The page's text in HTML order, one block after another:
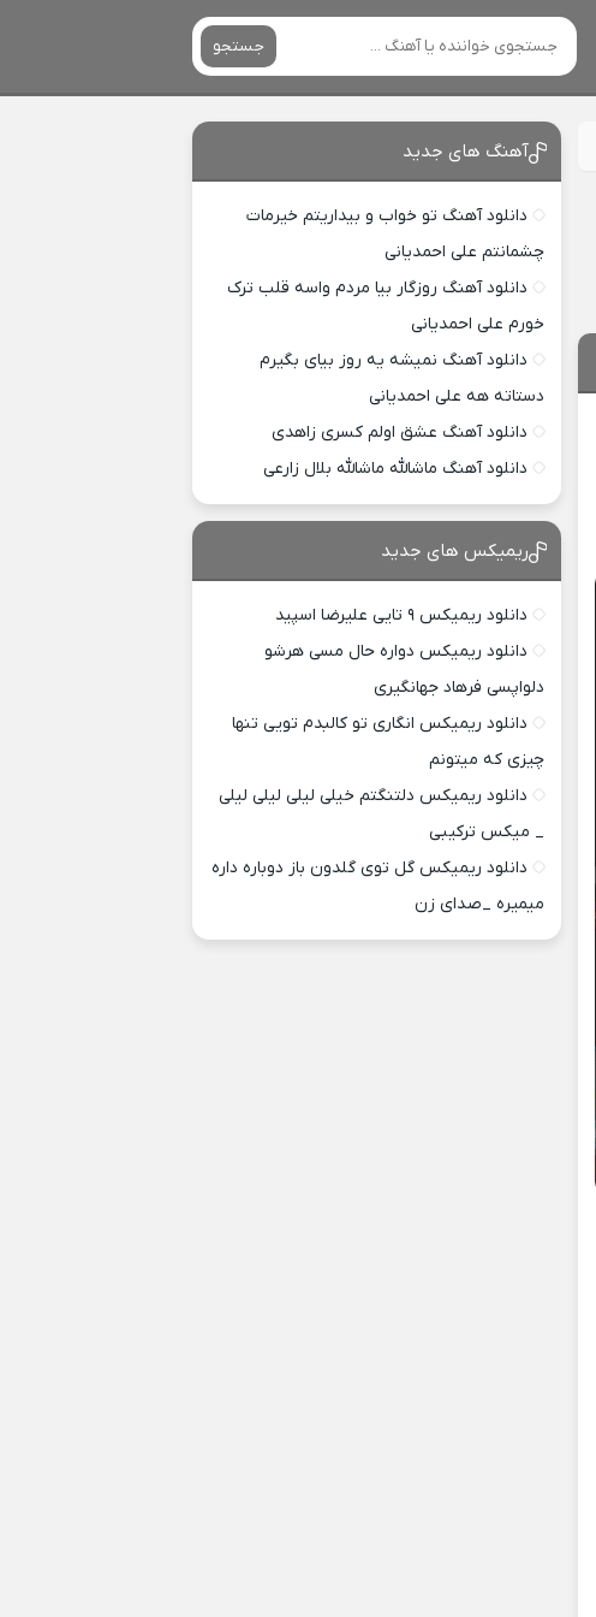
جستجو
آهنگ های جدید
دانلود آهنگ تو خواب و بیداریتم خیرمات
چشمانتم علی احمدیانی
دانلود آهنگ روزگار بیا مردم واسه قلب ترک
خورم علی احمدیانی
دانلود آهنگ نمیشه یه روز بیای بگیرم
دستاته هه علی احمدیانی
دانلود آهنگ عشق اولم کسری زاهدی
دانلود آهنگ ماشالله ماشالله بلال زارعی
ریمیکس های جدید
دانلود ریمیکس ۹ تایی علیرضا اسپید
دانلود ریمیکس دواره حال مسی هرشو
دلواپسی فرهاد جهانگیری
دانلود ریمیکس انگاری تو کالبدم تویی تنها
چیزی که میتونم
دانلود ریمیکس دلتنگتم خیلی لیلی لیلی لیلی
_ میکس ترکیبی
دانلود ریمیکس گل توی گلدون باز دوباره داره
میمیره _صدای زن